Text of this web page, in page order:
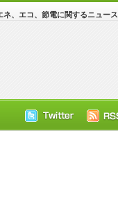
、エコ、節電に関するニュース